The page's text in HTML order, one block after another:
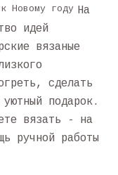
На
идей
вязаные
сделать
подарок.
вязать - на
ручной работы